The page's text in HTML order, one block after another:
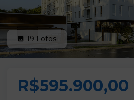
19 Fotos
R$595.900,00